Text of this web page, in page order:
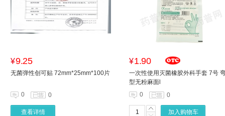
¥9.25
无菌弹性创可贴 72mm*25mm*100片
0 0
查看详情
¥1.90
一次性使用灭菌橡胶外科手套 7号
型无粉麻面l
0
0
加入购物车